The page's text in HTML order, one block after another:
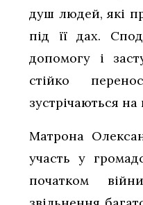
душ людей, які
під її дах.
допомогу і
стійко
зустрічаються
Матрона
участь у
початком